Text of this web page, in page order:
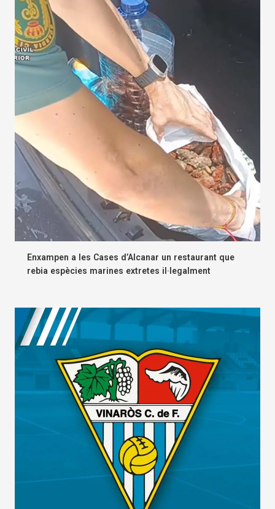
Enxampen a les Cases d’Alcanar un restaurant que
rebia espècies marines extretes il·legalment